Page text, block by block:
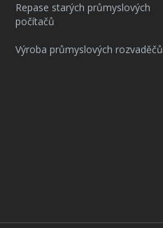
Repase starých průmyslových
počítačů
Výroba průmyslových rozvaděčů